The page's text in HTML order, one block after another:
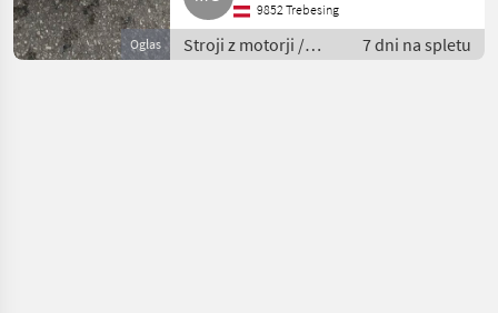
Oglas
9852 Trebesing
Stroji z motorji /
Motorna kosilnica/
7 dni na spletu